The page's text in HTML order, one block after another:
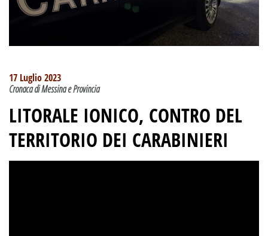
17 Luglio 2023
Cronaca di Messina e Provincia
LITORALE IONICO, CONTRO DEL
TERRITORIO DEI CARABINIERI